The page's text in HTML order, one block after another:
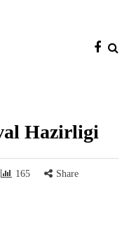
Hazirligi
165 Share